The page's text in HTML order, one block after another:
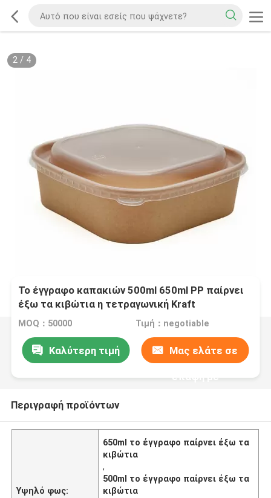
2/ 4
Το έγγραφο καπακιών 500ml 650ml PP παίρνει
έξω τα κιβώτια η τετραγωνική Kraft
ευθυγραμμισμένο PE Microwavable
MOQ：50000 Τιμή：negotiable
Καλύτερη τιμή Μας ελάτε σε
επαφή με
Περιγραφή προϊόντων
Υψηλό φως:
650ml το έγγραφο παίρνει έξω τα
κιβώτια
,
500ml το έγγραφο παίρνει έξω τα
κιβώτια